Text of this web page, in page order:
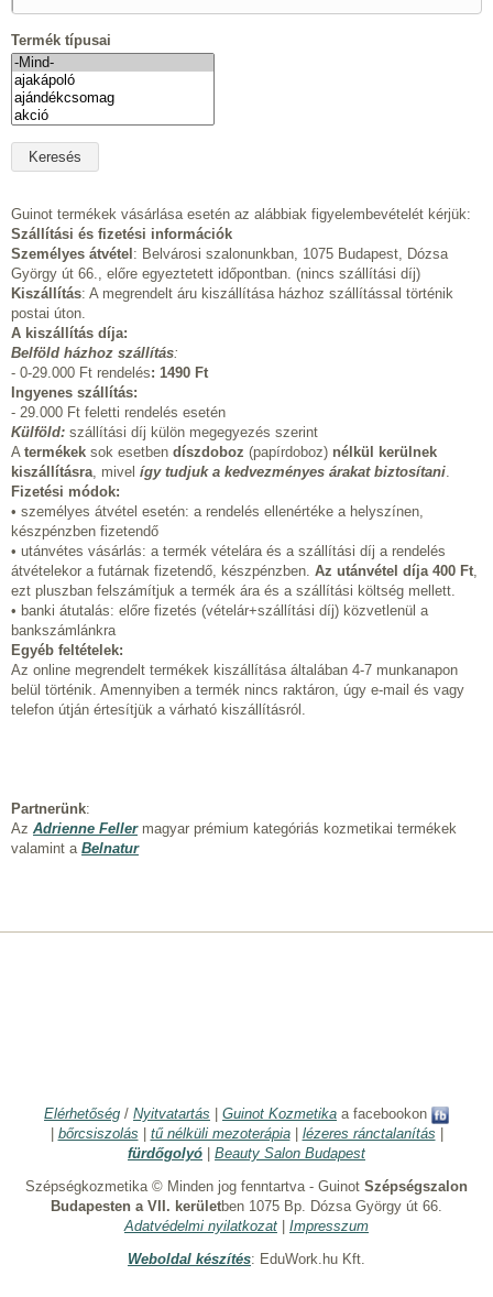
Termék típusai
Guinot termékek vásárlása esetén az alábbiak figyelembevételét kérjük:
Szállítási és fizetési információk
Személyes átvétel : Belvárosi szalonunkban, 1075 Budapest, Dózsa
György út 66., előre egyeztetett időpontban. (nincs szállítási díj)
Kiszállítás: A megrendelt áru kiszállítása házhoz szállítással történik
postai úton.
A kiszállítás díja:
Belföld házhoz szállítás:
- 0-29.000 Ft rendelés: 1490 Ft
Ingyenes szállítás:
- 29.000 Ft feletti rendelés esetén
Külföld: szállítási díj külön megegyezés szerint
A termékek sok esetben díszdoboz (papírdoboz) nélkül kerülnek
kiszállításra, mivel így tudjuk a kedvezményes árakat biztosítani.
Fizetési módok:
• személyes átvétel esetén: a rendelés ellenértéke a helyszínen,
készpénzben fizetendő
• utánvétes vásárlás: a termék vételára és a szállítási díj a rendelés
átvételekor a futárnak fizetendő, készpénzben. Az utánvétel díja 400 Ft,
ezt pluszban felszámítjuk a termék ára és a szállítási költség mellett.
• banki átutalás: előre fizetés (vételár+szállítási díj) közvetlenül a
bankszámlánkra
Egyéb feltételek:
Az online megrendelt termékek kiszállítása általában 4-7 munkanapon
belül történik. Amennyiben a termék nincs raktáron, úgy e-mail és vagy
telefon útján értesítjük a várható kiszállításról.
Partnerünk:
Az Adrienne Fellermagyar prémium kategóriás kozmetikai termékek
valamint a Belnatur
Elérhetőség / Nyitvatartás Guinot Kozmetika a facebookon
bőrcsiszolás tű nélküli mezoterápia| lézeres ránctalanítás
fürdőgolyó
Beauty Salon Budapest
Szépségkozmetika © Minden jog fenntartva - Guinot Szépségszalon
Budapesten a VII. kerületben 1075 Bp. Dózsa György út 66.
Adatvédelmi nyilatkozat
Impresszum
Weboldal készítés: EduWork.hu Kft.